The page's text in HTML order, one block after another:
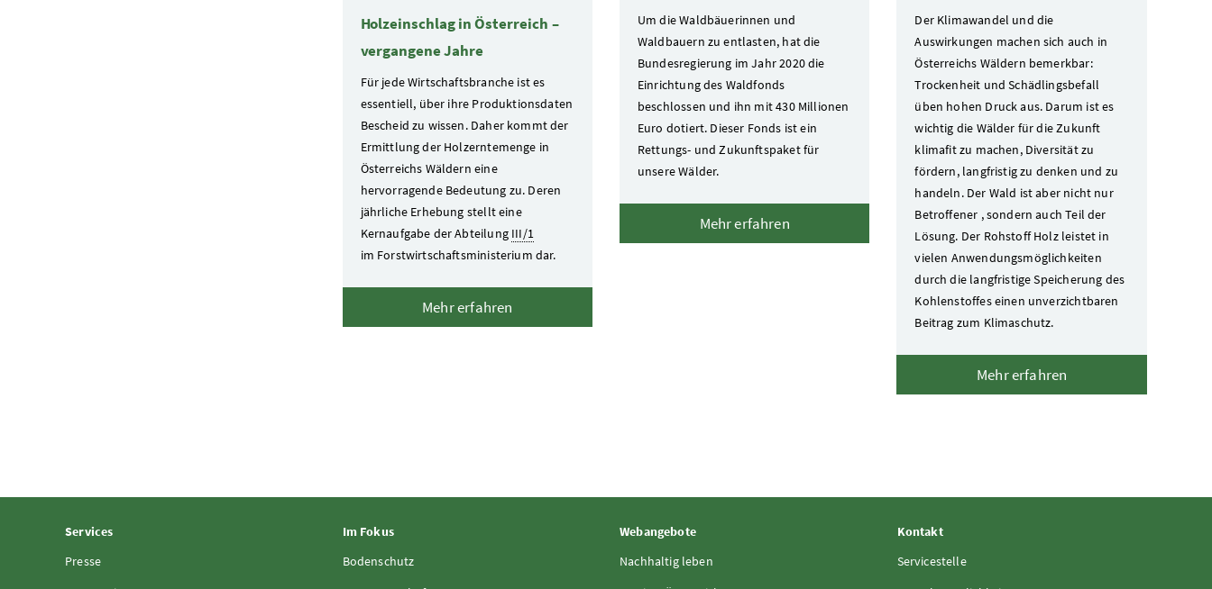
Holzeinschlag in Österreich –
vergangene Jahre
Für jede Wirtschaftsbranche ist es
essentiell, über ihre Produktionsdaten
Bescheid zu wissen. Daher kommt der
Ermittlung der Holzerntemenge in
Österreichs Wäldern eine
hervorragende Bedeutung zu. Deren
jährliche Erhebung stellt eine
Kernaufgabe der Abteilung III/1
im Forstwirtschaftsministerium dar.
Mehr erfahren
Um die Waldbäuerinnen und
Waldbauern zu entlasten, hat die
Bundesregierung im Jahr 2020 die
Einrichtung des Waldfonds
beschlossen und ihn mit 430 Millionen
Euro dotiert. Dieser Fonds ist ein
Rettungs- und Zukunftspaket für
unsere Wälder.
Mehr erfahren
Der Klimawandel und die
Auswirkungen machen sich auch in
Österreichs Wäldern bemerkbar:
Trockenheit und Schädlingsbefall
üben hohen Druck aus. Darum ist es
wichtig die Wälder für die Zukunft
klimafit zu machen, Diversität zu
fördern, langfristig zu denken und zu
handeln. Der Wald ist aber nicht nur
Betroffener , sondern auch Teil der
Lösung. Der Rohstoff Holz leistet in
vielen Anwendungsmöglichkeiten
durch die langfristige Speicherung des
Kohlenstoffes einen unverzichtbaren
Beitrag zum Klimaschutz.
Mehr erfahren
Services
Presse
Im Fokus
Bodenschutz
Webangebote
Nachhaltig leben
Kontakt
Servicestelle